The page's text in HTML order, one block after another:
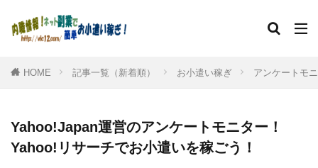
HOME 記事一覧（新着順） お小遣い稼ぎ アンケートモ
Yahoo!Japan運営のアンケートモニター！
Yahoo!リサーチでお小遣いを稼ごう！